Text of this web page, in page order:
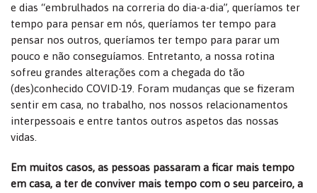
e dias “embrulhados na correria do dia-a-dia”, queríamos ter
tempo para pensar em nós, queríamos ter tempo para
pensar nos outros, queríamos ter tempo para parar um
pouco e não conseguíamos. Entretanto, a nossa rotina
sofreu grandes alterações com a chegada do tão
(des)conhecido COVID-19. Foram mudanças que se fizeram
sentir em casa, no trabalho, nos nossos relacionamentos
interpessoais e entre tantos outros aspetos das nossas
vidas.
Em muitos casos, as pessoas passaram a ficar mais tempo
em casa, a ter de conviver mais tempo com o seu parceiro, a